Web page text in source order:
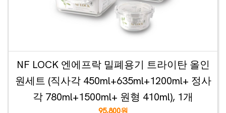
NF LOCK 엔에프락 밀폐용기 트라이탄 올인
원세트 (직사각 450ml+635ml+1200ml+ 정사
각 780ml+1500ml+ 원형 410ml), 1개
95,800원